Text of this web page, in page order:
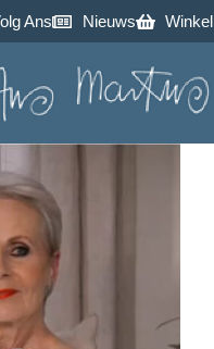
Ans Nieuws Winkel